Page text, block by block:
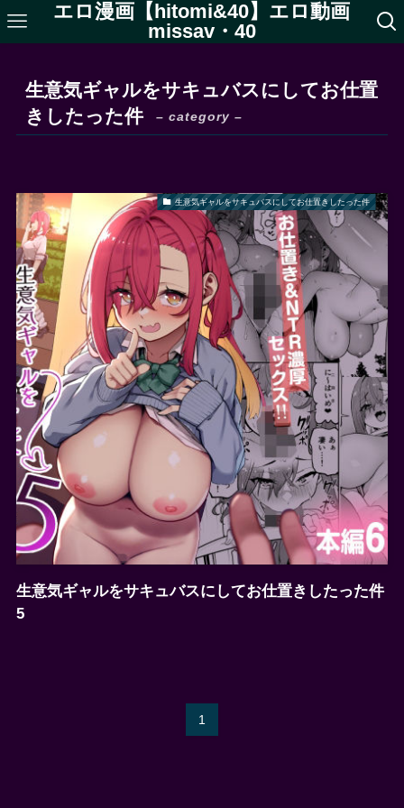
エロ漫画【hitomi&40】エロ動画
missav・40
生意気ギャルをサキュバスにしてお仕置
きしたった件
– category –
生意気ギャルをサキュバスにしてお仕置きしたった件
生意気ギャルをサキュバスにしてお仕置きしたった件
5
1